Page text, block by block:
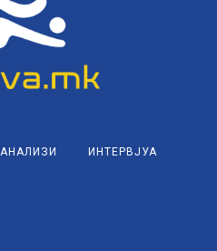
АНАЛИЗИ ИНТЕРВЈУА